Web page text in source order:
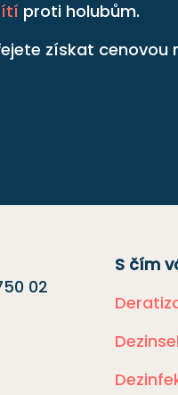
proti holubům.
získat cenovou
02
S čím